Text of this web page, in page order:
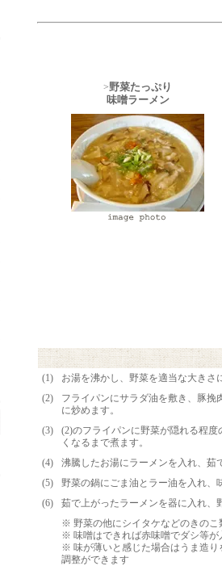
>野菜たっぷり
味噌ラーメン
(1)
お湯を沸かし、野菜を適当な大きさ
(2)
フライパンにサラダ油を敷き、豚挽
に炒めます。
(3)
(2)のフライパンに野菜が隠れる程
くなるまで煮ます。
(4)
沸騰したお湯にラーメンを入れ、茹
(5)
野菜の鍋にごま油とラー油を入れ、
(6)
茹で上がったラーメンを器に入れ、
※ 野菜の他にシイタケなどのきのこ
※ 味噌はできれば赤味噌でダシ等
※ 味が薄いと感じた場合はうま造
調整ができます